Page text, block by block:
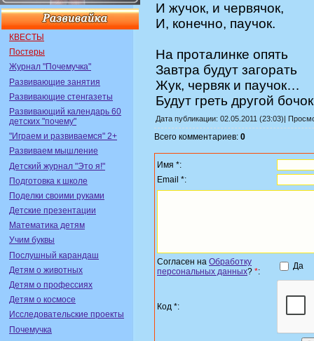
КВЕСТЫ
Постеры
Журнал "Почемучка"
Развивающие занятия
Развивающие стенгазеты
Развивающий календарь 60
детских "почему"
"Играем и развиваемся" 2+
Развиваем мышление
Детский журнал "Это я!"
Подготовка к школе
Поделки своими руками
Детские презентации
Математика детям
Учим буквы
Послушный карандаш
Детям о животных
Детям о профессиях
Детям о космосе
Исследовательские проекты
Почемучка
И жучок, и червячок,
И, конечно, паучок.
На проталинке опять
Завтра будут загорать
Жук, червяк и паучок…
Будут греть другой
Дата публикации: 02.05.2011 (23:03)|
Всего комментариев: 0
Имя *:
Email *:
Согласен на Обработку
персональных данных? *:
Да
Код *: